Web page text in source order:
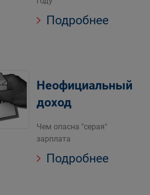
Подробнее
Неофициальный
доход
Чем опасна "серая"
зарплата
Подробнее